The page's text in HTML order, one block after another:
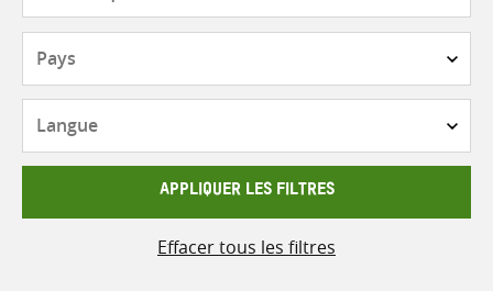
APPLIQUER LES FILTRES
Effacer tous les filtres